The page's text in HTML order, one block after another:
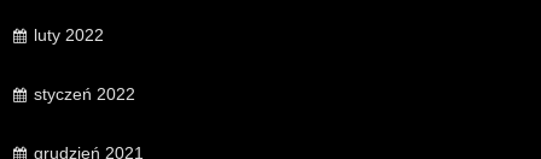
luty 2022
styczeń 2022
grudzień 2021